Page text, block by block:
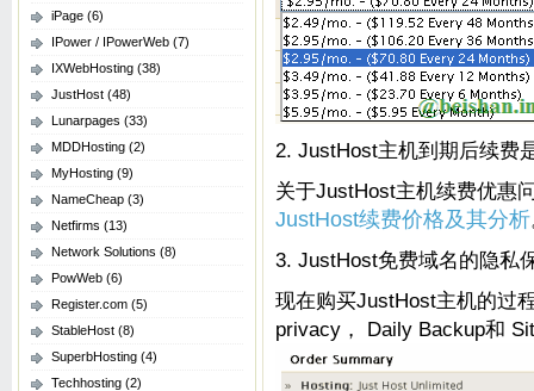
iPage (6)
IPower / IPowerWeb (7)
IXWebHosting (38)
JustHost (48)
Lunarpages (33)
MDDHosting (2)
MyHosting (9)
NameCheap (3)
Netfirms (13)
Network Solutions (8)
PowWeb (6)
Register.com (5)
StableHost (8)
SuperbHosting (4)
Techhosting (2)
2. JustHost主机到期后续费
关于JustHost主机续费优惠
JustHost续费价格及其分析
3. JustHost免费域名的隐私
现在购买JustHost主机的过
privacy， Daily Backup和